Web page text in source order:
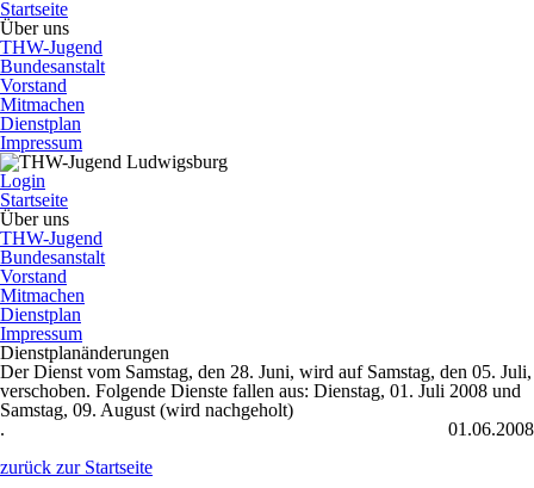
Startseite
Über uns
THW-Jugend
Bundesanstalt
Vorstand
Mitmachen
Dienstplan
Impressum
Login
Startseite
Über uns
THW-Jugend
Bundesanstalt
Vorstand
Mitmachen
Dienstplan
Impressum
Dienstplanänderungen
Der Dienst vom Samstag, den 28. Juni, wird auf Samstag, den 05. Juli,
verschoben. Folgende Dienste fallen aus: Dienstag, 01. Juli 2008 und
Samstag, 09. August (wird nachgeholt)
.
01.06.2008
zurück zur Startseite